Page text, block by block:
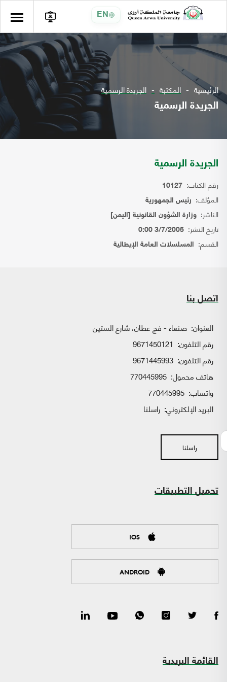
EN
الرئيسية المكتبة الجريدة الرسمية
الجريدة الرسمية
الجريدة الرسمية
رقم الكتاب: 10127
المؤلف: رئيس الجمهورية
الناشر: وزارة الشؤون القانونية [اليمن]
تاريخ النشر: 3/7/2005 0:00
القسم: المسلسلات العامة الإيطالية
اتصل بنا
العنوان: صنعاء - فج عطان، شارع الستين
رقم التلفون: 9671450121
رقم التلفون: 9671445993
هاتف محمول: 770445995
واتساب:
البريد الإلكتروني: راسلنا
راسلنا
تحميل التطبيقات
IOS
ANDROID
القائمة البريدية